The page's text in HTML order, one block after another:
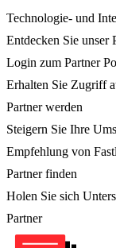
Technologie- und
Entdecken Sie unser
Login zum Partner
Erhalten Sie Zugriff
Partner werden
Steigern Sie Ihre
Empfehlung von
Partner finden
Holen Sie sich
Partner